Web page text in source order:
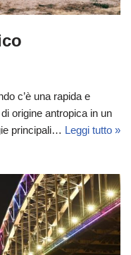
c’è una rapida e
origine antropica in un
principali… Leggi tutto »